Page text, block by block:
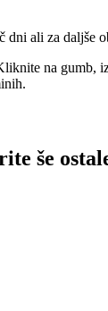
dni ali za daljše
na gumb,
še